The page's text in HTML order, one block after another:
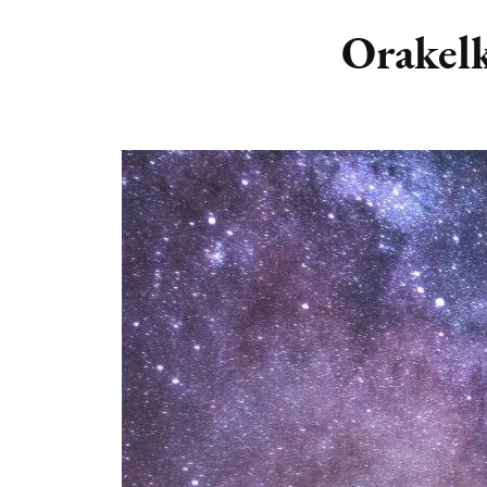
ASTROLOGIE KALENDER